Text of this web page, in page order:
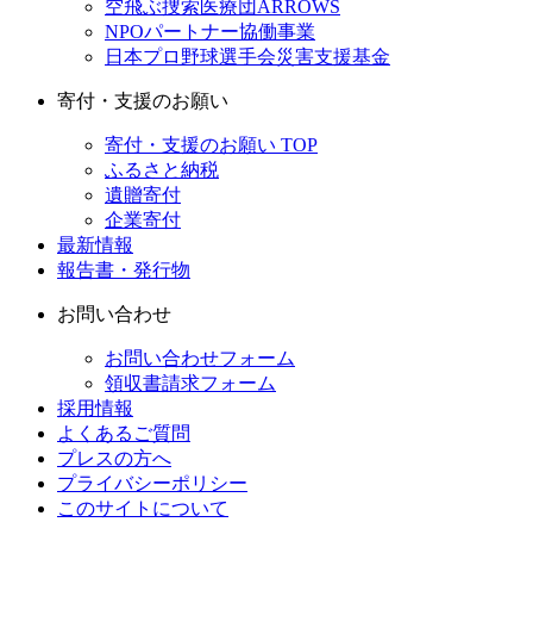
空飛ぶ捜索医療団ARROWS
NPOパートナー協働事業
日本プロ野球選手会災害支援基金
寄付・支援のお願い
寄付・支援のお願い TOP
ふるさと納税
遺贈寄付
企業寄付
最新情報
報告書・発行物
お問い合わせ
お問い合わせフォーム
領収書請求フォーム
採用情報
よくあるご質問
プレスの方へ
プライバシーポリシー
このサイトについて